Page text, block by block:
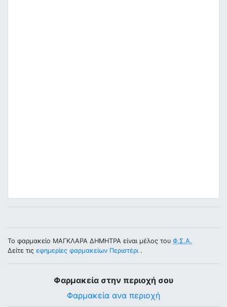
Το φαρμακείο ΜΑΓΚΛΑΡΑ ΔΗΜΗΤΡΑ είναι μέλος του Φ.Σ.Α.
Δείτε τις εφημερίες φαρμακείων Περιστέρι.
Φαρμακεία στην περιοχή σου
Φαρμακεία ανα περιοχή